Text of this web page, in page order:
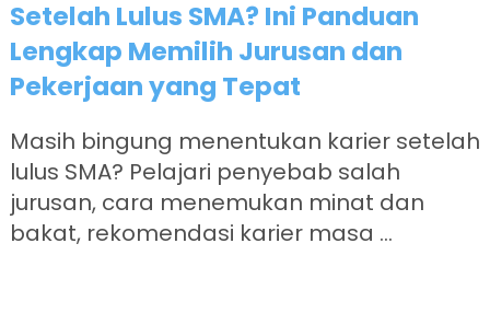
Setelah Lulus SMA? Ini Panduan
Lengkap Memilih Jurusan dan
Pekerjaan yang Tepat
Masih bingung menentukan karier setelah
lulus SMA? Pelajari penyebab salah
jurusan, cara menemukan minat dan
bakat, rekomendasi karier masa ...